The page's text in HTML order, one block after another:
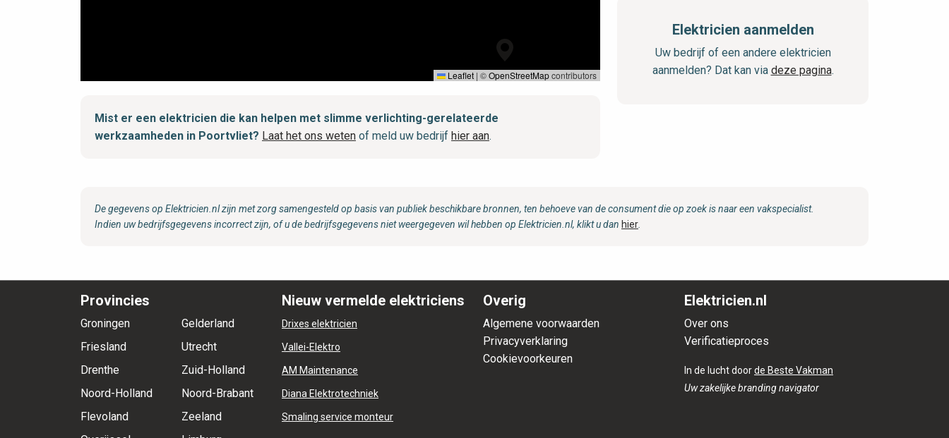
Leaflet | ©OpenStreetMapcontributors
Mist er een elektricien die kan helpen met slimme verlichting-gerelateerde
werkzaamheden in Poortvliet? Laat het ons weten of meld uw bedrijf hier aan.
Elektricien aanmelden
Uw bedrijf of een andere elektricien
aanmelden? Dat kan via deze pagina.
De gegevens op Elektricien.nl zijn met zorg samengesteld op basis van publiek beschikbare bronnen, ten behoeve van de consument die op zoek is naar een vakspecialist.
Indien uw bedrijfsgegevens incorrect zijn, of u de bedrijfsgegevens niet weergegeven wil hebben op Elektricien.nl, klikt u dan hier
Provincies
Groningen
Friesland
Drenthe
Noord-Holland
Flevoland
Gelderland
Utrecht
Zuid-Holland
Noord-Brabant
Zeeland
Nieuw vermelde elektriciens
Drixes elektricien
Vallei-Elektro
AM Maintenance
Diana Elektrotechniek
Smaling service monteur
Overig
Algemene voorwaarden
Privacyverklaring
Cookievoorkeuren
Elektricien.nl
Over ons
Verificatieproces
In de lucht doorde Beste Vakman
Uw zakelijke branding navigator